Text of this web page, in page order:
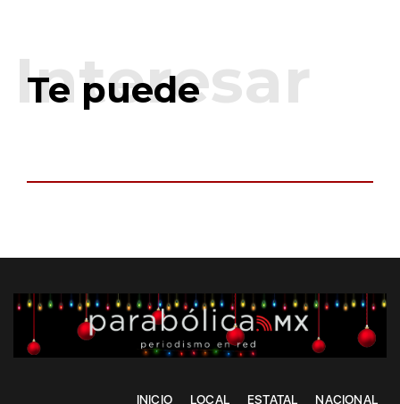
Te puede
INICIO LOCAL ESTATAL NACIONAL